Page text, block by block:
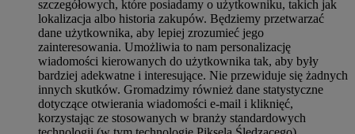
szczegółowych, które posiadamy o użytkowniku, takich jak
lokalizacja albo historia zakupów. Będziemy przetwarzać
dane użytkownika, aby lepiej zrozumieć jego
zainteresowania. Umożliwia to nam personalizację
wiadomości kierowanych do użytkownika tak, aby były
bardziej adekwatne i interesujące. Nie przewiduje się żadnych
innych skutków. Gromadzimy również dane statystyczne
dotyczące otwierania wiadomości e-mail i kliknięć,
korzystając ze stosowanych w branży standardowych